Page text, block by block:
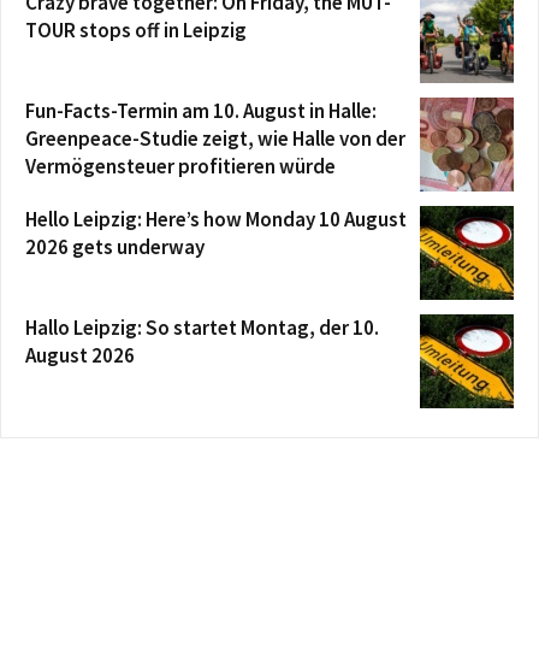
TOUR stops off in Leipzig
Fun-Facts-Termin am 10. August in Halle:
Greenpeace-Studie zeigt, wie Halle von der
Vermögensteuer profitieren würde
Hello Leipzig: Here’s how Monday 10 August
2026 gets underway
Hallo Leipzig: So startet Montag, der 10.
August 2026